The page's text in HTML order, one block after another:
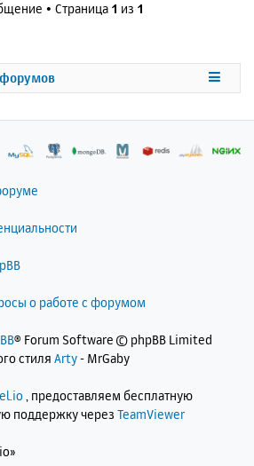
с
н
ч
• Страница 1 из 1
о работе с форумом
® Forum Software © phpBB Limited
стиля Arty- MrGaby
, предоставляем бесплатную
поддержку через TeamViewer